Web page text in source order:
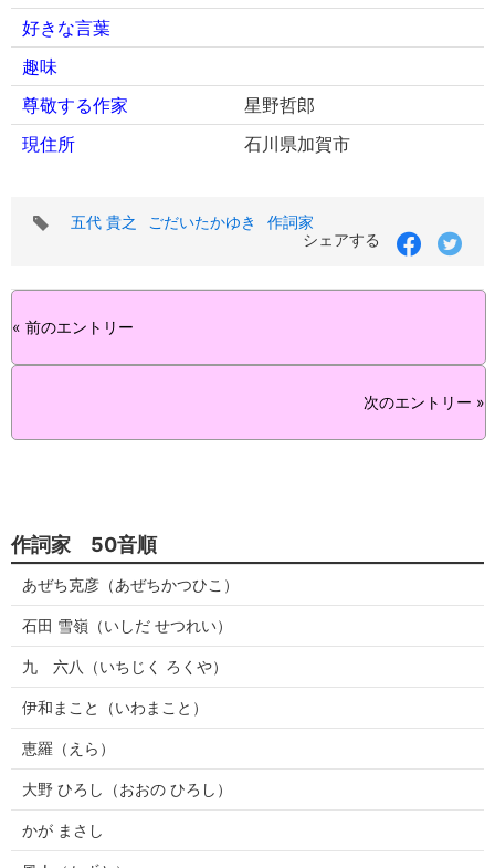
好きな言葉
趣味
尊敬する作家
星野哲郎
現住所
石川県加賀市
タ
五代 貴之 ごだいたかゆき
作詞家
シェアする
« 前のエントリー
次のエントリー »
作詞家 50音順
あぜち克彦（あぜちかつひこ）
石田 雪嶺（いしだ せつれい）
九 六八（いちじく ろくや）
伊和まこと（いわまこと）
恵羅（えら）
大野 ひろし（おおの ひろし）
かが まさし